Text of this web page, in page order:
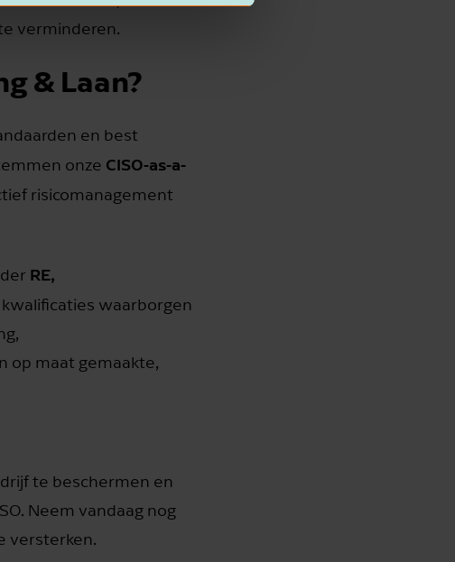
verminderen.
& Laan?
en best
onze CISO-as-a-
risicomanagement
RE,
kwalificaties waarborgen
op maat gemaakte,
te beschermen en
Neem vandaag nog
versterken.